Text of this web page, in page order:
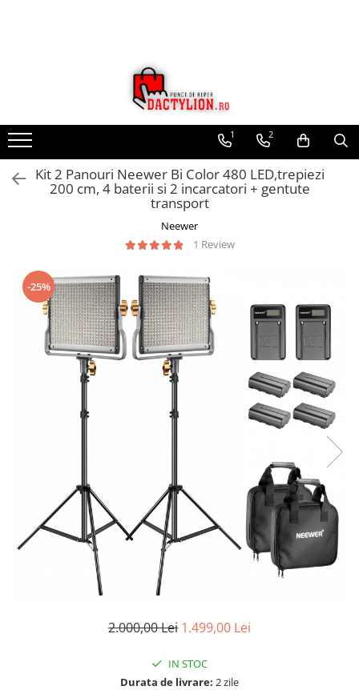
1 2
Kit 2 Panouri Neewer Bi Color 480 LED,trepiezi
200 cm, 4 baterii si 2 incarcatori + gentute
transport
Neewer
1 Review
-25%
2.000,00 Lei 1.499,00 Lei
IN STOC
Durata de livrare: 2 zile